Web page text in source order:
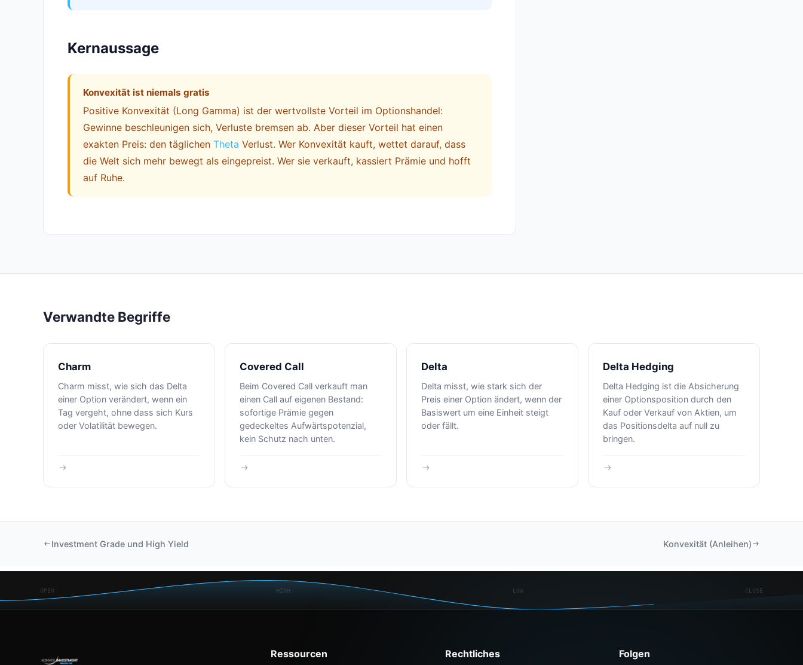
Kernaussage
Konvexität ist niemals gratis
Positive Konvexität (Long Gamma) ist der wertvollste Vorteil im Optionshandel:
Gewinne beschleunigen sich, Verluste bremsen ab. Aber dieser Vorteil hat einen
exakten Preis: den täglichen Theta Verlust. Wer Konvexität kauft, wettet darauf, dass
die Welt sich mehr bewegt als eingepreist. Wer sie verkauft, kassiert Prämie und hofft
auf Ruhe.
Verwandte Begriffe
Charm
Charm misst, wie sich das Delta
einer Option verändert, wenn ein
Tag vergeht, ohne dass sich Kurs
oder Volatilität bewegen.
Covered Call
Beim Covered Call verkauft man
einen Call auf eigenen Bestand:
sofortige Prämie gegen
gedeckeltes Aufwärtspotenzial,
kein Schutz nach unten.
Delta
Delta misst, wie stark sich der
Preis einer Option ändert, wenn der
Basiswert um eine Einheit steigt
oder fällt.
Delta Hedging
Delta Hedging ist die Absicherung
einer Optionsposition durch den
Kauf oder Verkauf von Aktien, um
das Positionsdelta auf null zu
bringen.
Investment Grade und High Yield Konvexität (Anleihen)
OPEN HIGH LOW CLOSE
Ressourcen Rechtliches Folgen